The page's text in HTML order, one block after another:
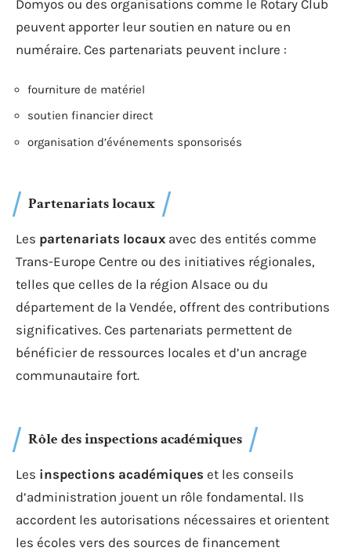
Domyos ou des organisations comme le Rotary Club
peuvent apporter leur soutien en nature ou en
numéraire. Ces partenariats peuvent inclure :
fourniture de matériel
soutien financier direct
organisation d’événements sponsorisés
Partenariats locaux
Les partenariats locaux avec des entités comme
Trans-Europe Centre ou des initiatives régionales,
telles que celles de la région Alsace ou du
département de la Vendée, offrent des contributions
significatives. Ces partenariats permettent de
bénéficier de ressources locales et d’un ancrage
communautaire fort.
Rôle des inspections académiques
Les inspections académiques et les conseils
d’administration jouent un rôle fondamental. Ils
accordent les autorisations nécessaires et orientent
les écoles vers des sources de financement